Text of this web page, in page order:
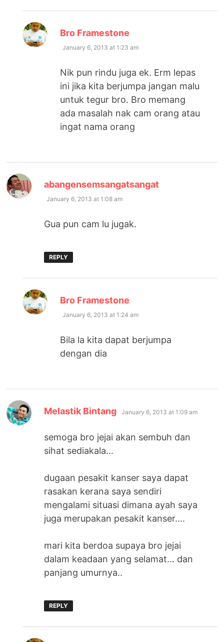
Bro Framestone
January 6, 2013 at 1:23 am
Nik pun rindu juga ek. Erm lepas
ini jika kita berjumpa jangan malu
untuk tegur bro. Bro memang
ada masalah nak cam orang atau
ingat nama orang
abangensemsangatsangat
January 6, 2013 at 1:08 am
Gua pun cam lu jugak.
REPLY
Bro Framestone
January 6, 2013 at 1:24 am
Bila la kita dapat berjumpa
dengan dia
Melastik Bintang says:
January 6, 2013 at 1:09 am
semoga bro jejai akan sembuh dan
sihat sediakala…
dugaan pesakit kanser saya dapat
rasakan kerana saya sendiri
mengalami situasi dimana ayah saya
juga merupakan pesakit kanser….
mari kita berdoa supaya bro jejai
dalam keadaan yang selamat… dan
panjang umurnya..
REPLY